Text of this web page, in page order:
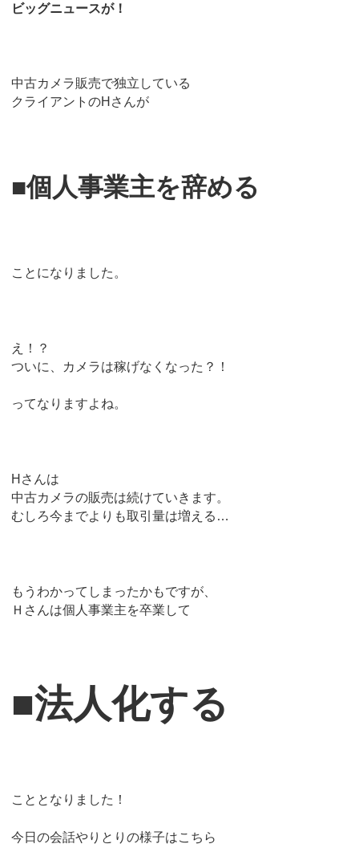
ビッグニュースが！
中古カメラ販売で独立している
クライアントのHさんが
■個人事業主を辞める
ことになりました。
え！？
ついに、カメラは稼げなくなった？！
ってなりますよね。
Hさんは
中古カメラの販売は続けていきます。
むしろ今までよりも取引量は増える…
もうわかってしまったかもですが、
Ｈさんは個人事業主を卒業して
■法人化する
こととなりました！
今日の会話やりとりの様子はこちら